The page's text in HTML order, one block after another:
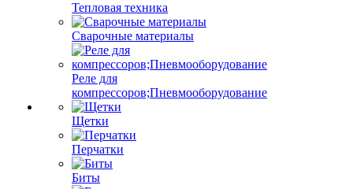
Тепловая техника
Сварочные материалы
Реле для
компрессоров;Пневмооборудование
Щетки
Перчатки
Биты